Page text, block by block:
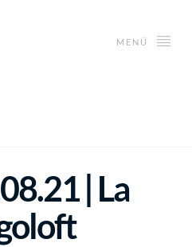
MENÜ
| La